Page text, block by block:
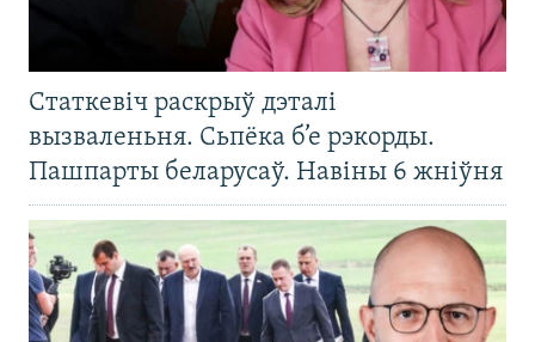
Статкевіч раскрыў дэталі
вызваленьня. Сьпёка б’е рэкорды.
Пашпарты беларусаў. Навіны 6 жніўня